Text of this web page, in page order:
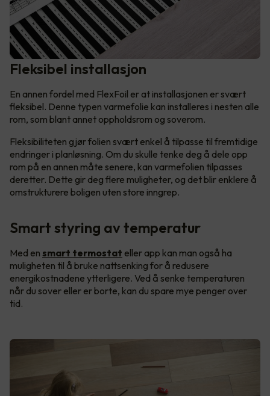
Fleksibel installasjon
En annen fordel med FlexFoil er at installasjonen er svært
fleksibel. Denne typen varmefolie kan installeres i nesten alle
rom, som blant annet oppholdsrom og soverom.
Fleksibiliteten gjør folien svært enkel å tilpasse til fremtidige
endringer i planløsning. Om du skulle tenke deg å dele opp
rom på en annen måte senere, kan varmefolien tilpasses
deretter. Dette gir deg flere muligheter, og det blir enklere å
omstrukturere boligen uten store inngrep.
Smart styring av temperatur
Med en smart termostat eller app kan man også ha
muligheten til å bruke nattsenking for å redusere
energikostnadene ytterligere. Ved å senke temperaturen
når du sover eller er borte, kan du spare mye penger over
tid.